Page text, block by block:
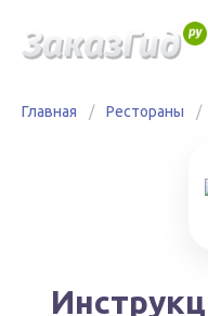
Главная / Рестораны /